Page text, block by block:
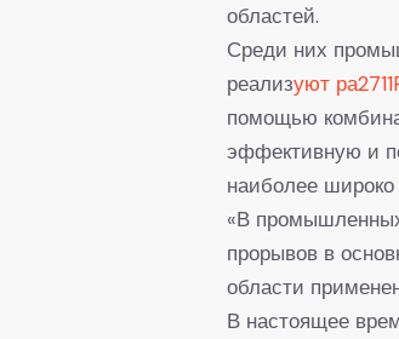
областей.
Среди них
реализуют
помощью
эффективную и
наиболее
«В
прорывов в
области
В настоящее